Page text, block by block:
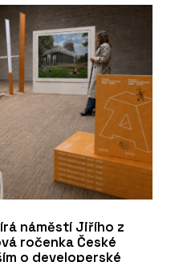
náměstí Jiřího z
ročenka České
o developerské